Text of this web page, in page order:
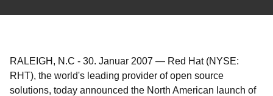
RALEIGH, N.C - 30. Januar 2007 — Red Hat (NYSE:
RHT), the world's leading provider of open source
solutions, today announced the North American launch of